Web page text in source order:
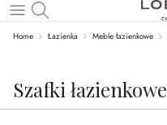
Wróć do wątku głównego
Home Łazienka Meble łazienkowe
Szafki łazienkowe